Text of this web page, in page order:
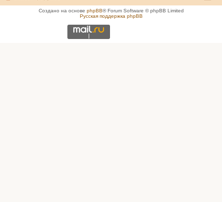
Создано на основе phpBB® Forum Software © phpBB Limited
Русская поддержка phpBB